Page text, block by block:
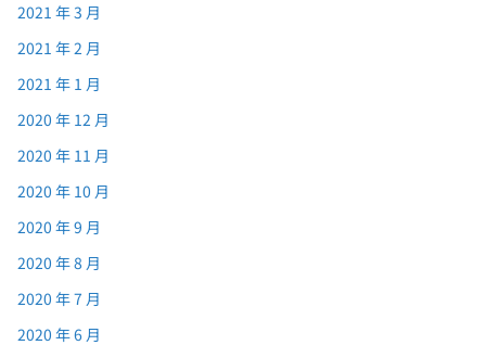
2021 年 3 月
2021 年 2 月
2021 年 1 月
2020 年 12 月
2020 年 11 月
2020 年 10 月
2020 年 9 月
2020 年 8 月
2020 年 7 月
2020 年 6 月